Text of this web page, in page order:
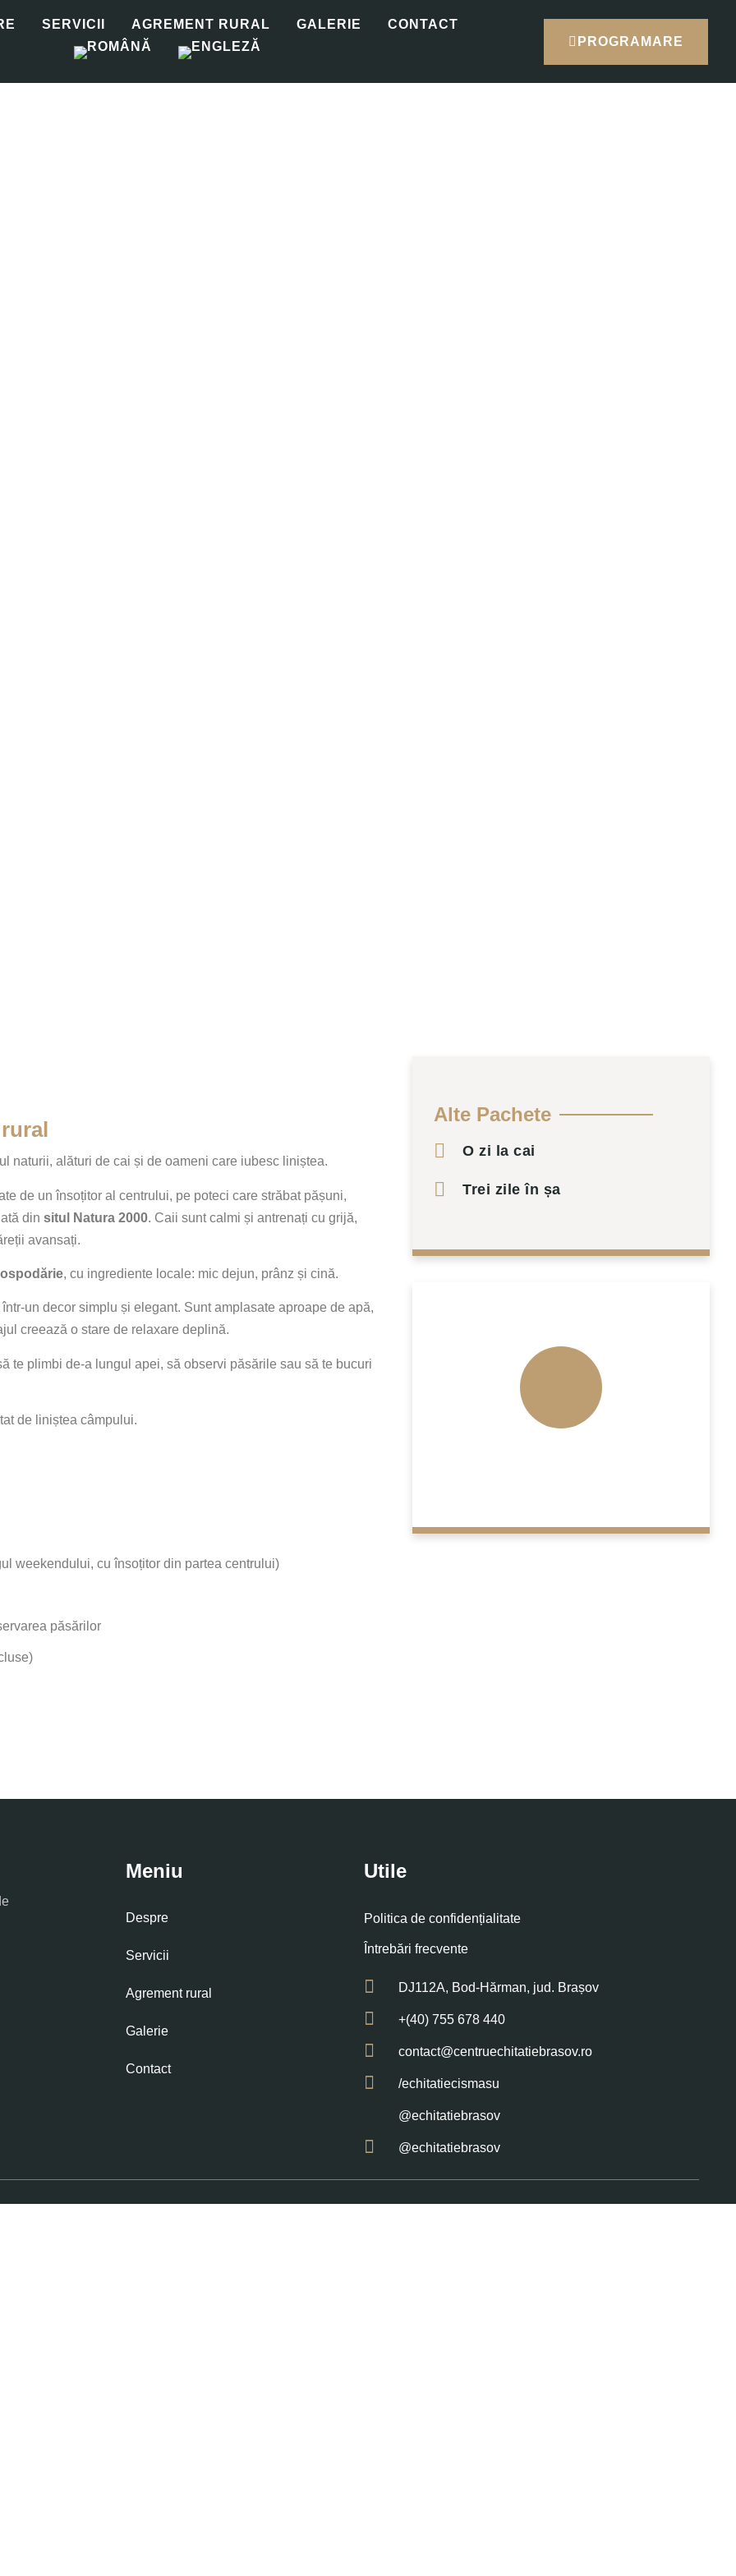
SERVICII AGREMENT RURAL GALERIE
CONTACT
PROGRAMARE
naturii, alături de cai și de oameni care iubesc liniștea.
de un însoțitor al centrului, pe poteci care străbat pășuni,
din situl Natura 2000. Caii sunt calmi și antrenați cu grijă,
avansați.
, cu ingrediente locale: mic dejun, prânz și cină.
un decor simplu și elegant. Sunt amplasate aproape de apă,
creează o stare de relaxare deplină.
te plimbi de-a lungul apei, să observi păsările sau să te bucuri
de liniștea câmpului.
weekendului, cu însoțitor din partea centrului)
păsărilor
Alte Pachete
O zi la cai
Trei zile în șa
Meniu
Despre
Servicii
Agrement rural
Galerie
Contact
Utile
Politica de confidențialitate
Întrebări frecvente
DJ112A, Bod-Hărman, jud. Brașov
+(40) 755 678 440
contact@centruechitatiebrasov.ro
/echitatiecismasu
@echitatiebrasov
@echitatiebrasov